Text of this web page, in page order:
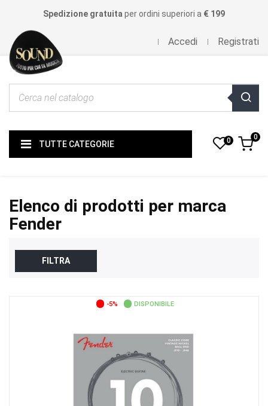
Spedizione gratuita per ordini superiori a € 199
Accedi Registrati
TUTTE CATEGORIE 0 0
Elenco di prodotti per marca
Fender
FILTRA
-5% DISPONIBILE